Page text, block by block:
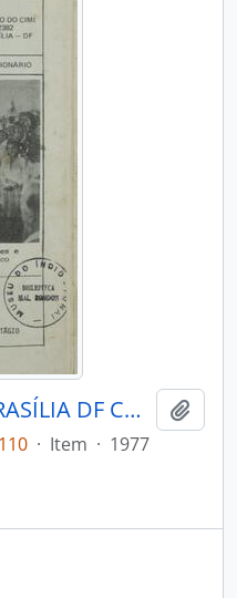
BOLETIM DO CIMI - BRASÍLIA DF CONSELHO INDIGENISTA MISSIONÁRIO - 1977 - Nº42
· Item · 1977